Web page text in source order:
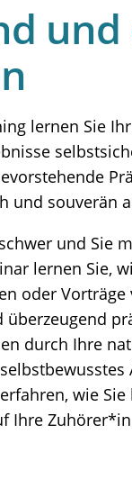
lernen Sie
und souverän
und Sie
lernen Sie,
oder
durch Ihre
wie
Ihre